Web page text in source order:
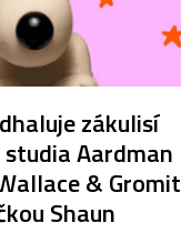
zákulisí
Aardman
& Gromit
Shaun